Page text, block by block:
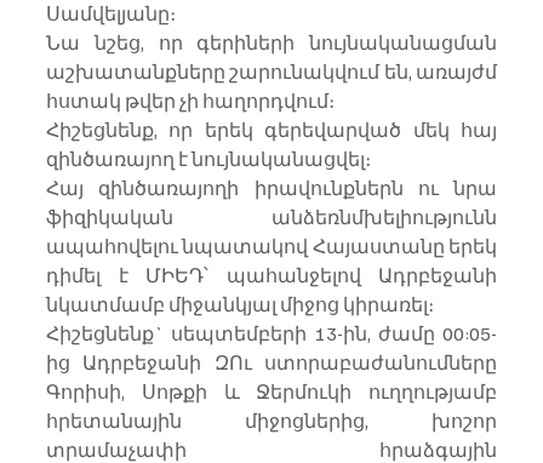
Սամվելյանը։
Նա նշեց, որ գերիների նույնականացման
աշխատանքները շարունակվում են, առայժմ
հստակ թվեր չի հաղորդվում։
Հիշեցնենք, որ երեկ գերեվարված մեկ հայ
զինծառայող է նույնականացվել։
Հայ զինծառայողի իրավունքներն ու նրա
ֆիզիկական անձեռնմխելիությունն
ապահովելու նպատակով Հայաստանը երեկ
դիմել է ՄԻԵԴ՝ պահանջելով Ադրբեջանի
նկատմամբ միջանկյալ միջոց կիրառել։
Հիշեցնենք` սեպտեմբերի 13-ին, ժամը 00:05-
ից Ադրբեջանի ԶՈւ ստորաբաժանումները
Գորիսի, Սոթքի և Ջերմուկի ուղղությամբ
հրետանային միջոցներից, խոշոր
տրամաչափի հրաձգային